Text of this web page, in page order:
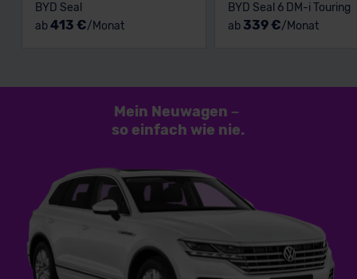
BYD Seal
ab413 €/Monat
BYD Seal 6 DM-i Touring
ab 339 €/Monat
Mein Neuwagen –
so einfach wie nie.